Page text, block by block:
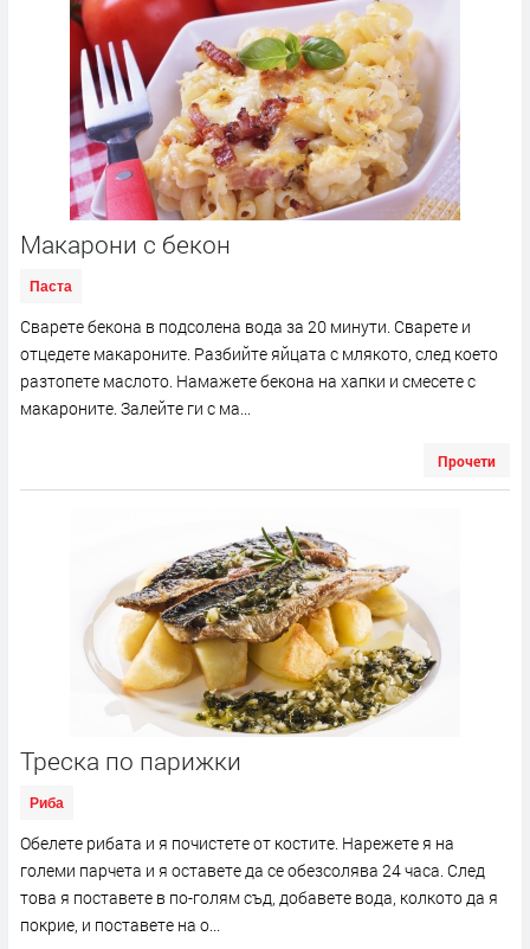
Макарони с бекон
Паста
Сварете бекона в подсолена вода за 20 минути. Сварете и
отцедете макароните. Разбийте яйцата с млякото, след което
разтопете маслото. Намажете бекона на хапки и смесете с
макароните. Залейте ги с ма...
Прочети
Треска по парижки
Риба
Обелете рибата и я почистете от костите. Нарежете я на
големи парчета и я оставете да се обезсолява 24 часа. След
това я поставете в по-голям съд, добавете вода, колкото да я
покрие, и поставете на о...